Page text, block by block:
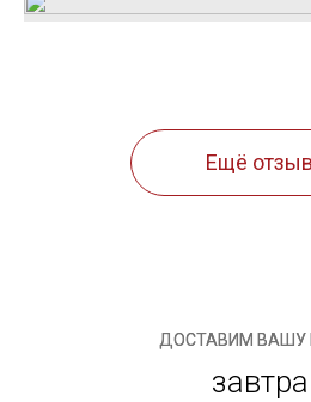
Ещё
ДОСТАВИМ ВАШУ
завтра